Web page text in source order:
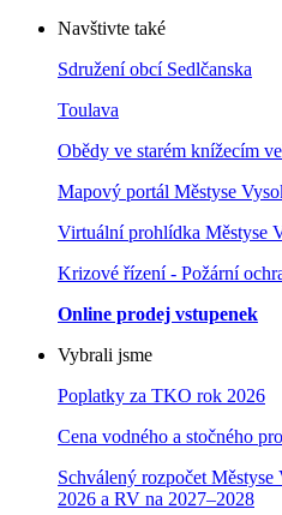
Navštivte také
Sdružení obcí Sedlčanska
Toulava
Obědy ve starém knížecím
Mapový portál Městyse
Virtuální prohlídka Městyse
Krizové řízení - Požární
Online prodej vstupenek
Vybrali jsme
Poplatky za TKO rok 2026
Cena vodného a stočného
Schválený rozpočet
2026 a RV na 2027–2028